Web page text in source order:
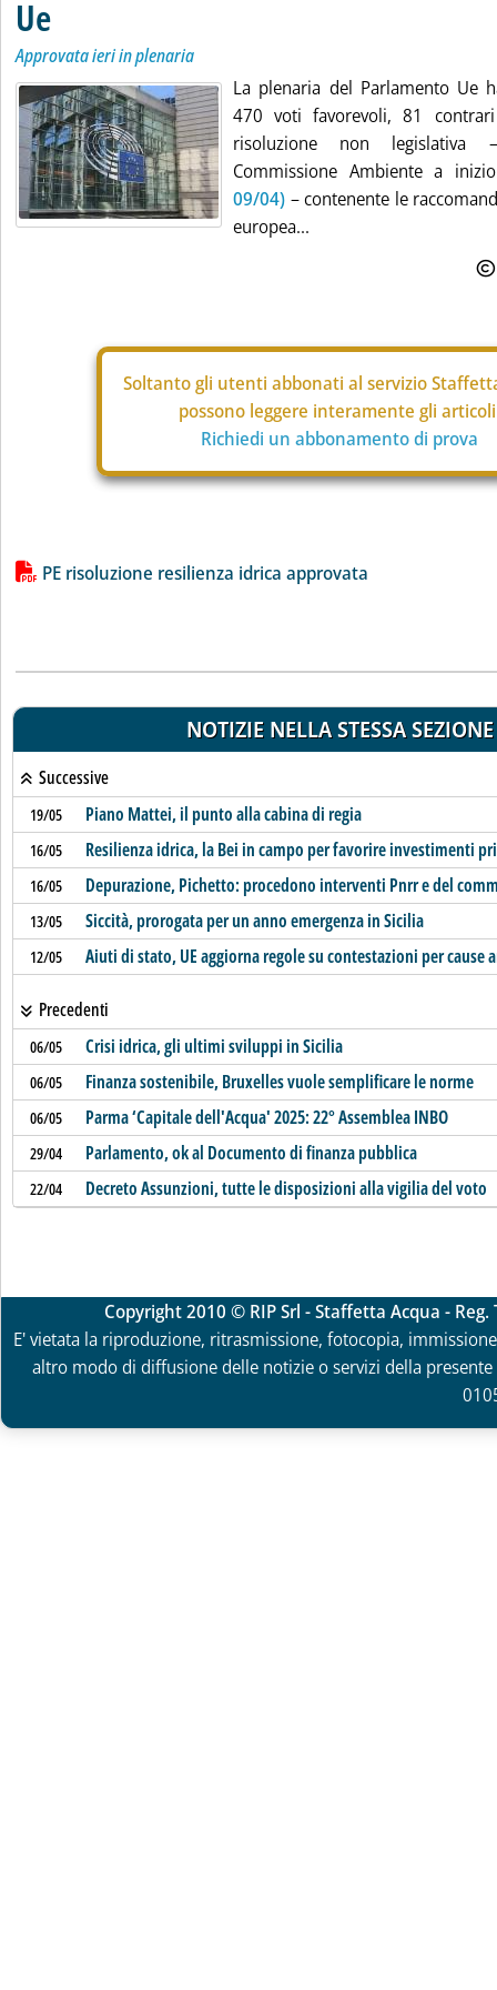
Ue
Approvata ieri in plenaria
La plenaria del Parlamento Ue
470 voti favorevoli, 81
risoluzione non legislativa
Commissione Ambiente a
09/04) – contenente le
europea...
Soltanto gli utenti abbonati al servizio
possono leggere interamente gli
Richiedi un abbonamento di prova
Lista allegati PDF alla notizia
PE risoluzione resilienza idrica approvata
NOTIZIE NELLA STESSA SEZIONE
Successive
19/05 Piano Mattei, il punto alla cabina di regia
16/05 Resilienza idrica, la Bei in campo per favorire investimenti
16/05 Depurazione, Pichetto: procedono interventi Pnrr e del
13/05 Siccità, prorogata per un anno emergenza in Sicilia
12/05 Aiuti di stato, UE aggiorna regole su contestazioni per cause
Precedenti
06/05 Crisi idrica, gli ultimi sviluppi in Sicilia
06/05 Finanza sostenibile, Bruxelles vuole semplificare le norme
06/05 Parma ‘Capitale dell'Acqua' 2025: 22° Assemblea INBO
29/04 Parlamento, ok al Documento di finanza pubblica
22/04 Decreto Assunzioni, tutte le disposizioni alla vigilia del voto
Copyright 2010 © RIP Srl - Staffetta Acqua -
E' vietata la riproduzione, ritrasmissione, fotocopia,
altro modo di diffusione delle notizie o servizi della